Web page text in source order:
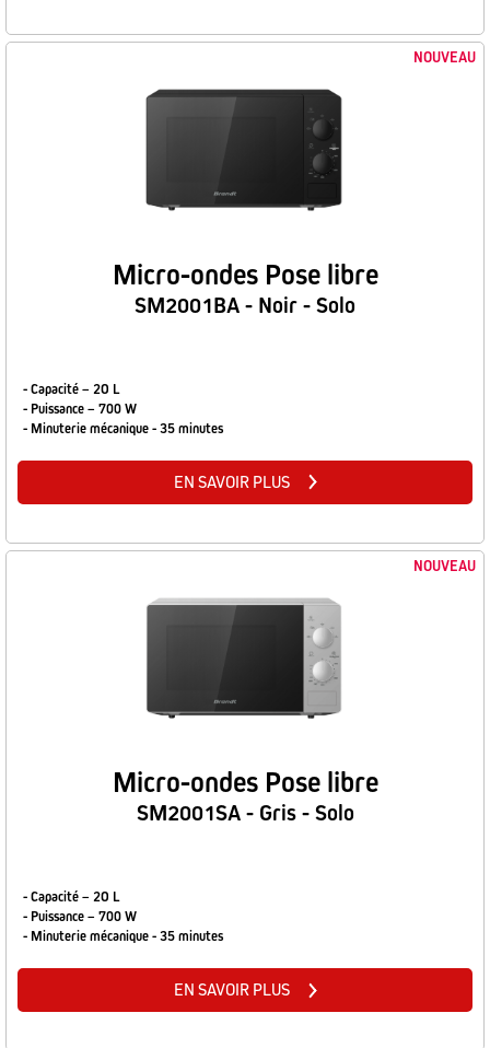
NOUVEAU
Micro-ondes Pose libre
SM2001BA - Noir - Solo
- Capacité – 2O L
- Puissance – 700 W
- Minuterie mécanique - 35 minutes
EN SAVOIR PLUS
NOUVEAU
Micro-ondes Pose libre
SM2001SA - Gris - Solo
- Capacité – 2O L
- Puissance – 700 W
- Minuterie mécanique - 35 minutes
EN SAVOIR PLUS